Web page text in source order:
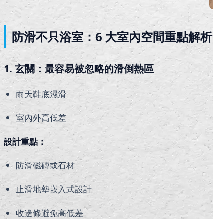
防滑不只浴室：6 大室內空間重點解析
1. 玄關：最容易被忽略的滑倒熱區
雨天鞋底濕滑
室內外高低差
設計重點：
防滑磁磚或石材
止滑地墊嵌入式設計
收邊條避免高低差